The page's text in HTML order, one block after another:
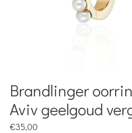
Brandlinger
Aviv geelgoud
€35,00